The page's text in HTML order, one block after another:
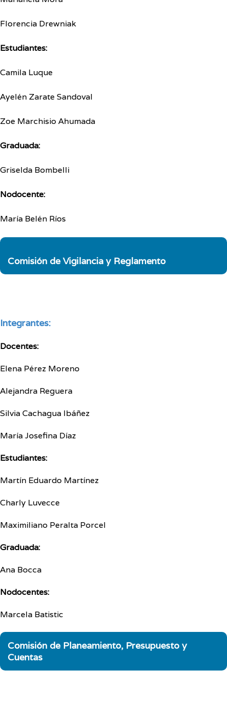
Florencia Drewniak
Estudiantes:
Camila Luque
Ayelén Zarate Sandoval
Zoe Marchisio Ahumada
Graduada:
Griselda Bombelli
Nodocente:
María Belén Ríos
Comisión de Vigilancia y Reglamento
Integrantes:
Docentes:
Elena Pérez Moreno
Alejandra Reguera
Silvia Cachagua Ibáñez
María Josefina Díaz
Estudiantes:
Martín Eduardo Martínez
Charly Luvecce
Maximiliano Peralta Porcel
Graduada:
Ana Bocca
Nodocentes:
Marcela Batistic
Comisión de Planeamiento, Presupuesto y
Cuentas